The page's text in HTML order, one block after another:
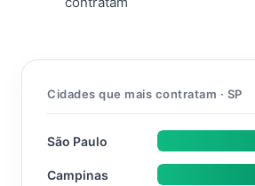
Cidades que mais contratam · SP
São Paulo
Campinas